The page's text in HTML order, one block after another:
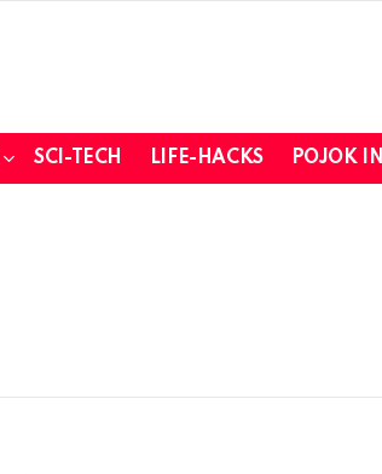
SCI-TECH LIFE-HACKS POJOK